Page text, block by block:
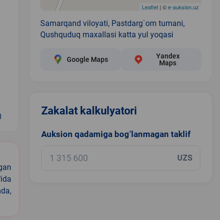
Leaflet| ©e-auksion.uz
Samarqand viloyati, Pastdarg`om tumani,
Qushquduq maxallasi katta yul yoqasi
Google Maps
Yandex
Maps
Zakalat kalkulyatori
Auksion qadamiga bog‘lanmagan taklif
UZS